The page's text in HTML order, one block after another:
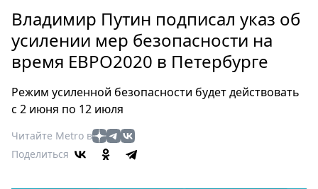
Россия
Мир
Здоровье
Туризм
Мода
Театр
Кино
Владимир Путин подписал указ об
усилении мер безопасности на
время ЕВРО2020 в Петербурге
Режим усиленной безопасности будет действовать
с 2 июня по 12 июля
Читайте Metro в
Поделиться